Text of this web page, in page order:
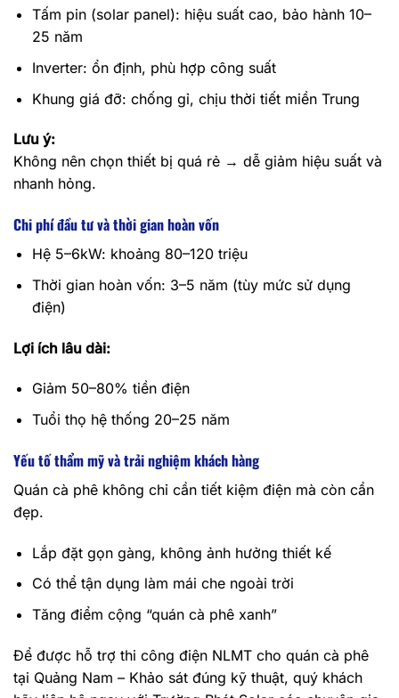
Tấm pin (solar panel): hiệu suất cao, bảo hành 10–
25 năm
Inverter: ổn định, phù hợp công suất
Khung giá đỡ: chống gỉ, chịu thời tiết miền Trung
Lưu ý:
Không nên chọn thiết bị quá rẻ → dễ giảm hiệu suất và
nhanh hỏng.
Chi phí đầu tư và thời gian hoàn vốn
Hệ 5–6kW: khoảng 80–120 triệu
Thời gian hoàn vốn: 3–5 năm (tùy mức sử dụng
điện)
Lợi ích lâu dài:
Giảm 50–80% tiền điện
Tuổi thọ hệ thống 20–25 năm
Yếu tố thẩm mỹ và trải nghiệm khách hàng
Quán cà phê không chỉ cần tiết kiệm điện mà còn cần
đẹp.
Lắp đặt gọn gàng, không ảnh hưởng thiết kế
Có thể tận dụng làm mái che ngoài trời
Tăng điểm cộng “quán cà phê xanh”
Để được hỗ trợ thi công điện NLMT cho quán cà phê
tại Quảng Nam – Khảo sát đúng kỹ thuật, quý khách